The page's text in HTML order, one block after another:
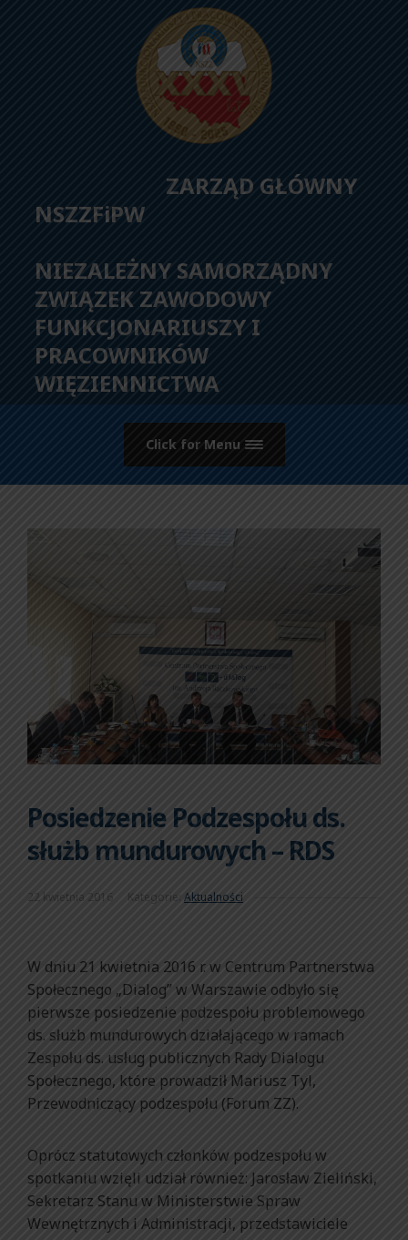
ZARZĄD GŁÓWNY
NSZZFiPW
NIEZALEŻNY SAMORZĄDNY
ZWIĄZEK ZAWODOWY
FUNKCJONARIUSZY I
PRACOWNIKÓW
WIĘZIENNICTWA
Click for Menu
Posiedzenie Podzespołu ds.
służb mundurowych – RDS
22 kwietnia 2016 Kategorie: Aktualności
W dniu 21 kwietnia 2016 r. w Centrum Partnerstwa
Społecznego „Dialog” w Warszawie odbyło się
pierwsze posiedzenie podzespołu problemowego
ds. służb mundurowych działającego w ramach
Zespołu ds. usług publicznych Rady Dialogu
Społecznego, które prowadził Mariusz Tyl,
Przewodniczący podzespołu (Forum ZZ).
Oprócz statutowych członków podzespołu w
spotkaniu wzięli udział również: Jarosław Zieliński,
Sekretarz Stanu w Ministerstwie Spraw
Wewnętrznych i Administracji, przedstawiciele